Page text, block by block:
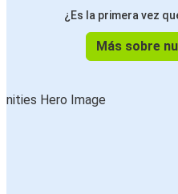
¿Es la primera vez
Más sobre